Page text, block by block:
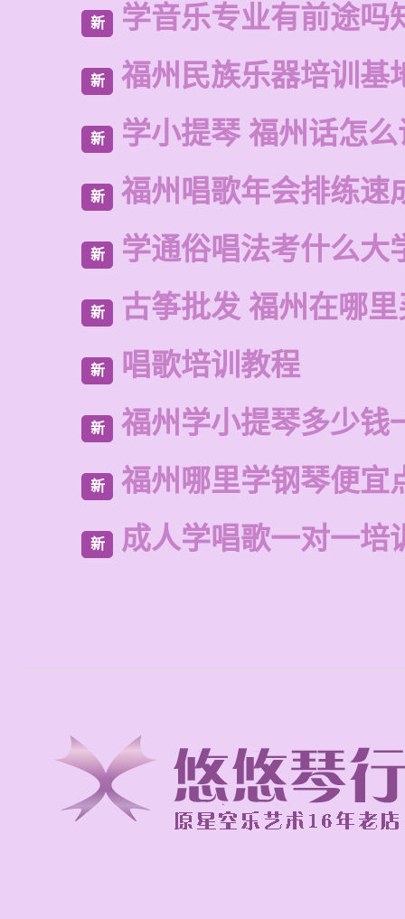
新 学音乐专业有前途吗
新 福州民族乐器培训基
新 学小提琴 福州话怎
新 福州唱歌年会排练速
新 学通俗唱法考什么大
新 古筝批发 福州在哪
新 唱歌培训教程
新 福州学小提琴多少钱
新 福州哪里学钢琴便宜
新 成人学唱歌一对一培